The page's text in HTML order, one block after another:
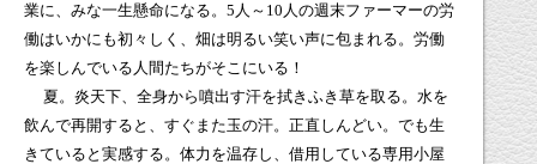
業に、みな一生懸命になる。5 人～ 10 人の週末ファーマーの労
働はいかにも初々しく、畑は明るい笑い声に包まれる。労働
を楽しんでいる人間たちがそこにいる！
夏。炎天下、全身から噴出す汗を拭きふき草を取る。水を
飲んで再開すると、すぐまた玉の汗。正直しんどい。でも生
きていると実感する。体力を温存し、借用している専用小屋